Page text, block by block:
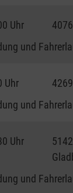
Uhr
und
Uhr
und
Uhr
und